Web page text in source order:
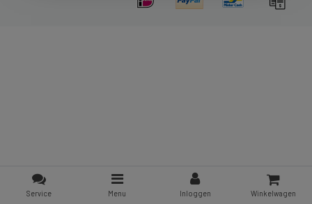
Service Menu Inloggen Winkelwagen